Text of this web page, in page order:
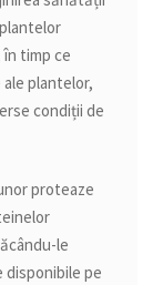
timp ce
plantelor,
condiții de
proteaze
le
disponibile pe